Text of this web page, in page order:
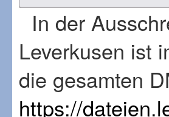
In der
Leverkusen ist
die gesamten
https://